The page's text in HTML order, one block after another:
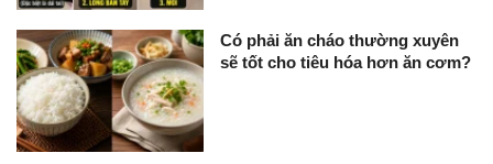
Có phải ăn cháo thường xuyên
sẽ tốt cho tiêu hóa hơn ăn cơm?